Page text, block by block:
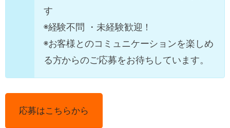
す
◉経験不問 ・未経験歓迎！
◉お客様とのコミュニケーションを楽しめ
る方からのご応募をお待ちしています。
応募はこちらから